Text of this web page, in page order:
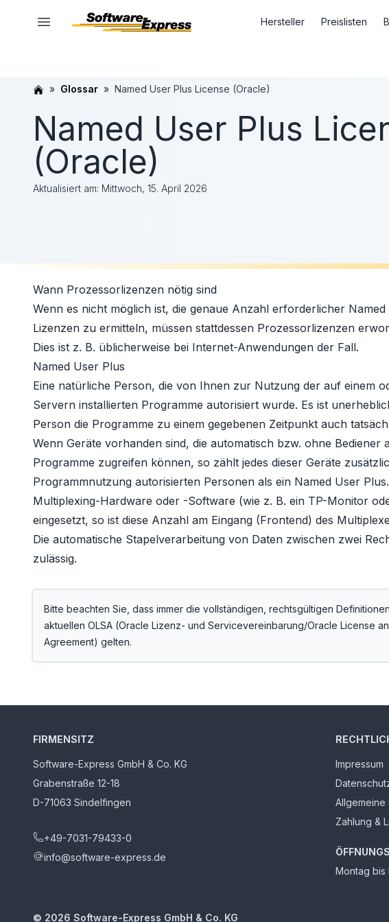
Hersteller Preislisten
Glossar Named User Plus License (Oracle)
Named User Plus
(Oracle)
Aktualisiert am: Mittwoch, 15. April 2026
Wann Prozessorlizenzen nötig sind
Wenn es nicht möglich ist, die genaue Anzahl erforderlicher Named
Lizenzen zu ermitteln, müssen stattdessen Prozessorlizenzen
Dies ist z. B. üblicherweise bei Internet-Anwendungen der Fall.
Named User Plus
Eine natürliche Person, die von Ihnen zur Nutzung der auf einem
Servern installierten Programme autorisiert wurde. Es ist
Person die Programme zu einem gegebenen Zeitpunkt auch
Wenn Geräte vorhanden sind, die automatisch bzw. ohne Bediener
Programme zugreifen können, so zählt jedes dieser Geräte
Programmnutzung autorisierten Personen als ein Named User
Multiplexing-Hardware oder -Software (wie z. B. ein TP-Monitor
eingesetzt, so ist diese Anzahl am Eingang (Frontend) des
Die automatische Stapelverarbeitung von Daten zwischen zwei
zulässig.
Bitte beachten Sie, dass immer die vollständigen, rechtsgültigen
aktuellen OLSA (Oracle Lizenz- und Servicevereinbarung/Oracle License
Agreement) gelten.
FIRMENSITZ
Software-Express GmbH & Co. KG
Grabenstraße 12-18
D-71063 Sindelfingen
+49-7031-79433-0
info@software-express.de
Impressum
Allgemeine
Zahlung &
Montag bis
© 2026 Software-Express GmbH & Co. KG